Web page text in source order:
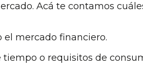
Acá te contamos
el mercado financiero.
o requisitos de